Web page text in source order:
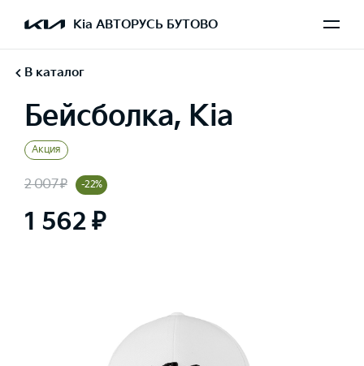
Kia АВТОРУСЬ БУТОВО
В каталог
Бейсболка, Kia
Акция
2 007 ₽ -22%
1 562 ₽